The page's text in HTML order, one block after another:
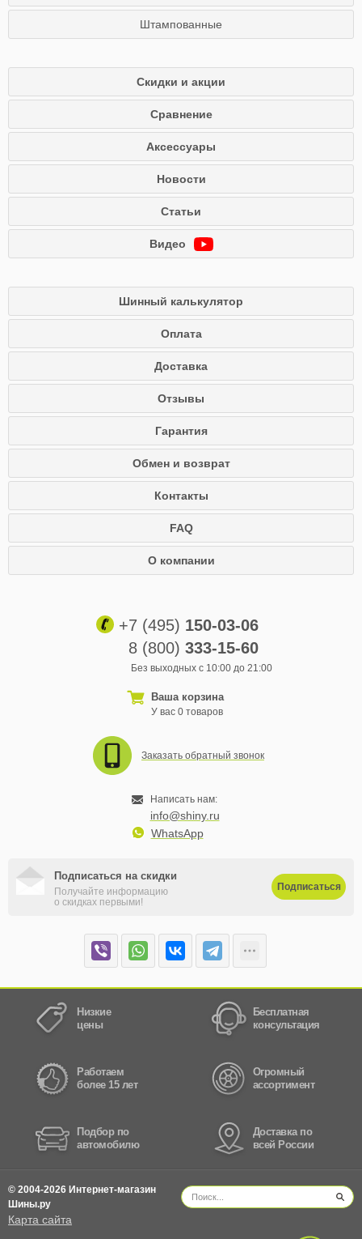
Штампованные
Скидки и акции
Сравнение
Аксессуары
Новости
Статьи
Видео
Шинный калькулятор
Оплата
Доставка
Отзывы
Гарантия
Обмен и возврат
Контакты
FAQ
О компании
+7 (495) 150-03-06
8 (800) 333-15-60
Без выходных с 10:00 до 21:00
Ваша корзина
У вас 0 товаров
Заказать обратный звонок
Написать нам:
info@shiny.ru
WhatsApp
Подписаться на скидки
Получайте информацию
о скидках первыми!
Подписаться
Низкие
цены
Бесплатная
консультация
Работаем
более 15 лет
Огромный
ассортимент
Подбор по
автомобилю
Доставка по
всей России
© 2004-2026 Интернет-магазин
Шины.ру
Карта сайта